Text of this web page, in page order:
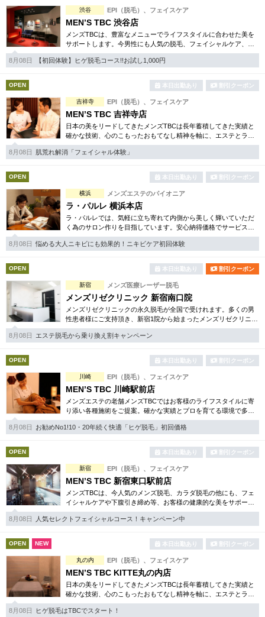
渋谷 EPI（脱毛）、フェイスケア
MEN’S TBC 渋谷店
メンズTBCは、豊富なメニューでライフスタイルに合わせた美を
サポートします。今男性にも人気の脱毛、フェイシャルケア、引
き締め他、各種お得な体験コースもご用意。老舗ならではの技術
と実績が人気のひみつです。
8月08日 【初回体験】ヒゲ脱毛コース!!お試し1,000円
OPEN 本日出勤あり 割引クーポン
吉祥寺 EPI（脱毛）、フェイスケア
MEN’S TBC 吉祥寺店
日本の美をリードしてきたメンズTBCは長年蓄積してきた実績と
確かな技術、心のこもったおもてなし精神を軸に、エステとライ
フスタイルの観点から健康的な美しさを追究。脱毛やシェイプ等
お得な体験コースは必見。
8月08日 肌荒れ解消「フェイシャル体験」
OPEN 本日出勤あり 割引クーポン
横浜 メンズエステのパイオニア
ラ・パルレ 横浜本店
ラ・パルレでは、気軽に立ち寄れて内側から美しく輝いていただ
く為のサロン作りを目指しています。安心納得価格でサービスを
ご提供致。脱毛・フェイシャル・ダイエット等多彩な体験コース
をご用意しております。
8月08日 悩める大人ニキビにも効果的！ニキビケア初回体験
OPEN 本日出勤あり 割引クーポン
新宿 メンズ医療レーザー脱毛
メンズリゼクリニック 新宿南口院
メンズリゼクリニックの永久脱毛が全国で受けれます。多くの男
性患者様にご支持頂き、新宿1院から始まったメンズリゼクリニッ
クが、現在では提携院含め全国10院を展開するクリニックになり
ました。
8月08日 エステ脱毛から乗り換え割キャンペーン
OPEN 本日出勤あり 割引クーポン
川崎 EPI（脱毛）、フェイスケア
MEN’S TBC 川崎駅前店
メンズエステの老舗メンズTBCではお客様のライフスタイルに寄
り添い各種施術をご提案。確かな実績とプロを育てる環境で多く
のお客様からの信頼を得ています。引き締めや脱毛、フェイシャ
ル等お得なコースも多数。
8月08日 お勧めNo1!10・20年続く快適「ヒゲ脱毛」初回価格
OPEN 本日出勤あり 割引クーポン
新宿 EPI（脱毛）、フェイスケア
MEN’S TBC 新宿東口駅前店
メンズTBCは、今人気のメンズ脱毛、カラダ脱毛の他にも、フェ
イシャルケアや下腹引き締め等、お客様の健康的な美をサポー
ト。初めてで不安という方にも安心の、お得な体験コースも各種
ご用意。まずは体験から。
8月08日 人気セレクトフェイシャルコース！キャンペーン中
OPEN NEW 本日出勤あり 割引クーポン
丸の内 EPI（脱毛）、フェイスケア
MEN’S TBC KITTE丸の内店
日本の美をリードしてきたメンズTBCは長年蓄積してきた実績と
確かな技術、心のこもったおもてなし精神を軸に、エステとライ
フスタイルの観点から健康的な美しさを追究。脱毛やシェイプ等
お得な体験コースは必見。
8月08日 ヒゲ脱毛はTBCでスタート！